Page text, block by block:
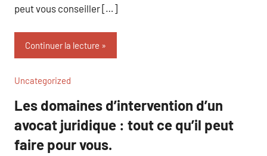
peut vous conseiller […]
Continuer la lecture
Uncategorized
Les domaines d’intervention d’un
avocat juridique : tout ce qu’il peut
faire pour vous.